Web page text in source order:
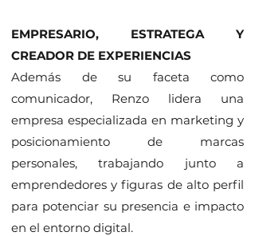
EMPRESARIO, ESTRATEGA Y
CREADOR DE EXPERIENCIAS
Además de su faceta como
comunicador, Renzo lidera una
empresa especializada en marketing y
posicionamiento de marcas
personales, trabajando junto a
emprendedores y figuras de alto perfil
para potenciar su presencia e impacto
en el entorno digital.